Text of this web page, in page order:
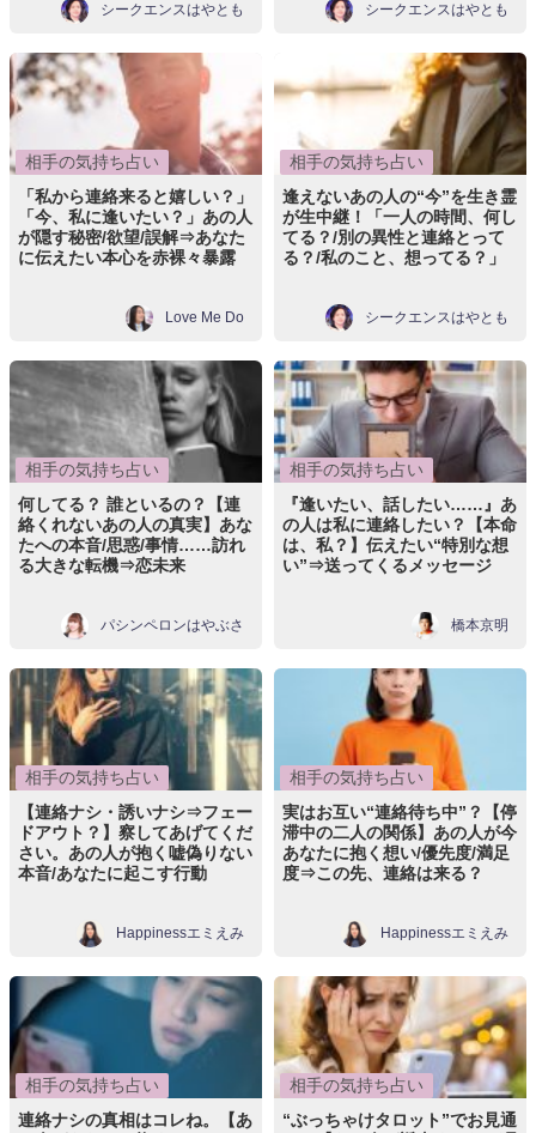
シークエンスはやとも シークエンスはやとも
相手の気持ち占い
「私から連絡来ると嬉しい？」
「今、私に逢いたい？」あの人
が隠す秘密/欲望/誤解⇒あなた
に伝えたい本心を赤裸々暴露
Love Me Do
相手の気持ち占い
逢えないあの人の“今”を生き霊
が生中継！「一人の時間、何し
てる？/別の異性と連絡とって
る？/私のこと、想ってる？」
シークエンスはやとも
相手の気持ち占い
何してる？ 誰といるの？【連
絡くれないあの人の真実】あな
たへの本音/思惑/事情……訪れ
る大きな転機⇒恋未来
パシンペロンはやぶさ
相手の気持ち占い
『逢いたい、話したい……』あ
の人は私に連絡したい？【本命
は、私？】伝えたい“特別な想
い”⇒送ってくるメッセージ
橋本京明
相手の気持ち占い
【連絡ナシ・誘いナシ⇒フェー
ドアウト？】察してあげてくだ
さい。あの人が抱く嘘偽りない
本音/あなたに起こす行動
Happinessエミえみ
相手の気持ち占い
実はお互い“連絡待ち中”？【停
滞中の二人の関係】あの人が今
あなたに抱く想い/優先度/満足
度⇒この先、連絡は来る？
Happinessエミえみ
相手の気持ち占い
連絡ナシの真相はコレね。【あ
相手の気持ち占い
“ぶっちゃけタロット”でお見通